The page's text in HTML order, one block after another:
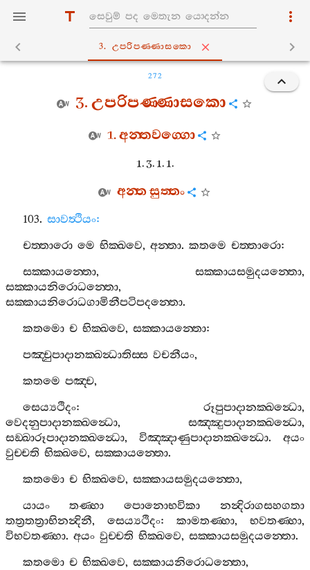
3. උපරිපණ‍්ණාසකො
272
3.උපරිපණ‍්ණාසකො
1.අන‍්තවග‍්ගො
1. 3. 1. 1.
අන‍්තසුත‍්තං
103. සාවත්‍ථියං:
චත‍්තාරො මෙ භික‍්ඛවෙ, අන‍්තා. කතමෙ චත‍්තාරො:
සක‍්කායන‍්තො, සක‍්කායසමුදයන‍්තො,
සක‍්කායනිරොධන‍්තො,
සක‍්කායනිරොධගාමිනීපටිපදන‍්තො.
කතමො ච භික‍්ඛවෙ, සක‍්කායන‍්තො:
පඤ‍්චුපාදානක‍්ඛන්‍ධාතිස‍්ස වචනීයං,
කතමෙ පඤ‍්ච,
සෙය්‍යථිදං: රූපුපාදානක‍්ඛන්‍ධො,
වෙදනුපාදානක‍්ඛන්‍ධො, සඤ‍්ඤුපාදානක‍්ඛන්‍ධො,
සඞ‍්ඛාරූපාදානක‍්ඛන්‍ධො, විඤ‍්ඤාණුපාදානක‍්ඛන්‍ධො. අයං
වුච‍්චති භික‍්ඛවෙ, සක‍්කායන‍්තො.
කතමො ච භික‍්ඛවෙ, සක‍්කායසමුදයන‍්තො,
යායං
තණ‍්හා පොනොභවිකා
නන්‍දිරාගසහගතා
තත්‍රතත්‍රාභිනන්‍දිනී, සෙය්‍යථිදං:කාමතණ‍්හා,භවතණ‍්හා,
විභවතණ‍්හා. අයං වුච‍්චති භික‍්ඛවෙ, සක‍්කායසමුදයන‍්තො.
කතමො ච භික‍්ඛවෙ, සක‍්කායනිරොධන‍්තො,